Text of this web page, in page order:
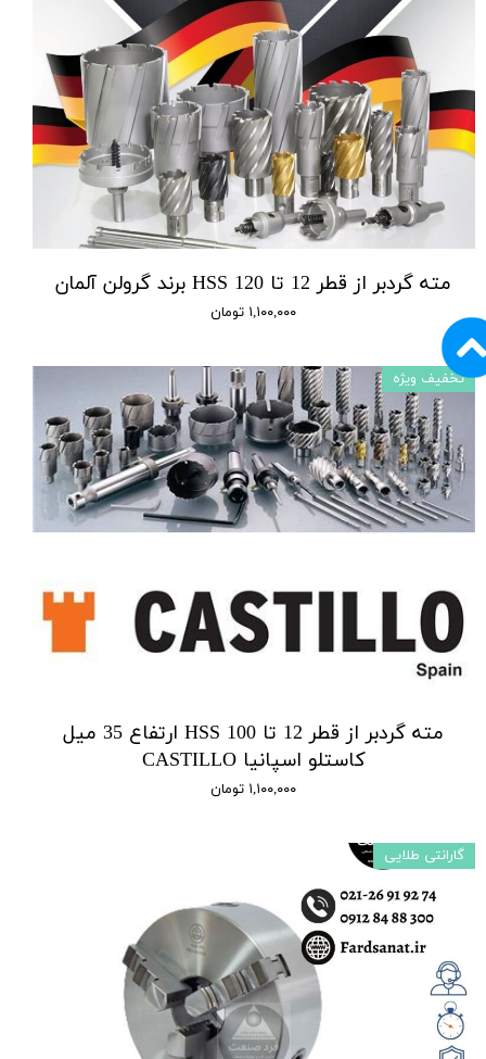
مته گردبر از قطر 12 تا 120 HSS برند گرولن آلمان
۱,۱۰۰,۰۰۰ تومان
مته گردبر از قطر 12 تا 100 HSS ارتفاع 35 میل
کاستلو اسپانیا CASTILLO
۱,۱۰۰,۰۰۰ تومان
تخفیف ویژه
گارانتی طلایی